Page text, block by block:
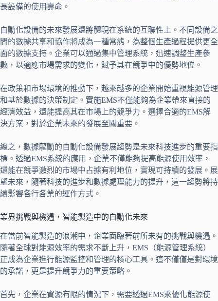
長設備的使用壽命。
自動化設備的未來發展還將體現在系統的互聯性上。不同設備之
間的數據共享和協作將成為一種常態，為整個生產過程提供更全
面的數據支持。企業可以通過集中管理系統，迅速調整生產參
數，以適應市場需求的變化，賦予其在競爭中的優勢地位。
在政策和市場環境的推動下，越來越多的企業開始重視能源管理
和基於數據的決策制定。實施EMS不僅能夠為企業帶來直接的
經濟效益，還能提高其在市場上的競爭力。選擇合適的EMS解
決方案，對於企業未來的發展至關重要。
總之，數據驅動的自動化設備發展趨勢是未來科技進步的重要指
標。透過EMS系統的應用，企業不僅能夠提高能源使用效率，
還能在競爭激烈的市場中占據有利地位，實現可持續的發展。展
望未來，隨著科技的進步和數據處理能力的提升，這一趨勢將持
續影響各行各業的運作方式。
業界挑戰與機遇，智能製造中的自動化未來
在當前智能製造的浪潮中，企業面臨著前所未有的挑戰與機遇。
隨著全球對能源效率的需求不斷上升，EMS（能源管理系統）
正成為企業進行能源監控和管理的核心工具。這不僅僅是對環境
的承諾，更是提升競爭力的重要策略。
首先，企業在資源有限的情況下，需要透過EMS來優化能源使